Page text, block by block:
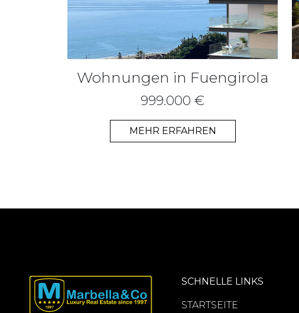
Wohnungen in Fuengirola
999.000 €
MEHR ERFAHREN
SCHNELLE LINKS
STARTSEITE